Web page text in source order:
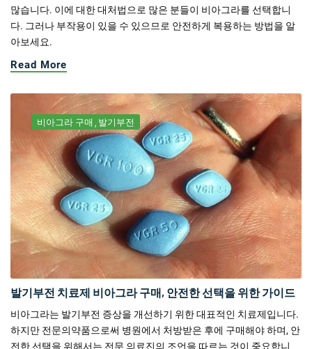
많습니다. 이에 대한 대처법으로 많은 분들이 비아그라를 선택합니
다. 그러나 부작용이 있을 수 있으므로 안전하게 복용하는 방법을 알
아보세요.
Read More
비아그라 구매 발기부전
발기부전 치료제 비아그라 구매, 안전한 선택을 위한 가이드
비아그라는 발기부전 증상을 개선하기 위한 대표적인 치료제입니다.
하지만 전문의약품으로써 병원에서 처방받은 후에 구매해야 하며, 안
전한 선택을 위해서는 전문 의료진의 조언을 따르는 것이 중요합니